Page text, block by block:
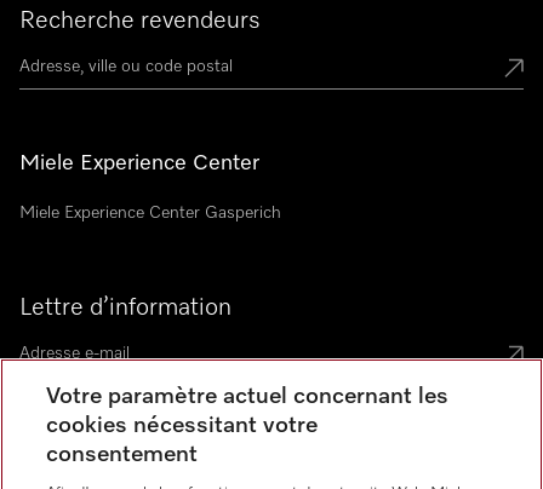
Recherche revendeurs
Miele Experience Center
Miele Experience Center Gasperich
Lettre d’information
Votre paramètre actuel concernant les
cookies nécessitant votre
consentement